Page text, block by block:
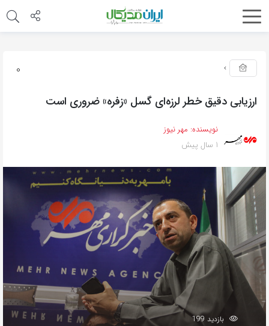
0
ارزیابی دقیق خطر لرزه‌ای گسل «زفره» ضروری است
نویسنده: مهر نیوز
1 سال پیش
بازدید 199